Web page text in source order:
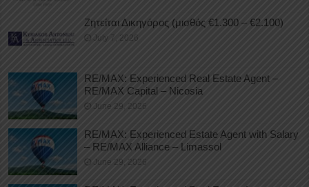
Ζητείται Δικηγόρος (μισθός €1.300 – €2.100)
July 7, 2026
RE/MAX: Experienced Real Estate Agent –
RE/MAX Capital – Nicosia
June 29, 2026
RE/MAX: Experienced Estate Agent with Salary
– RE/MAX Alliance – Limassol
June 29, 2026